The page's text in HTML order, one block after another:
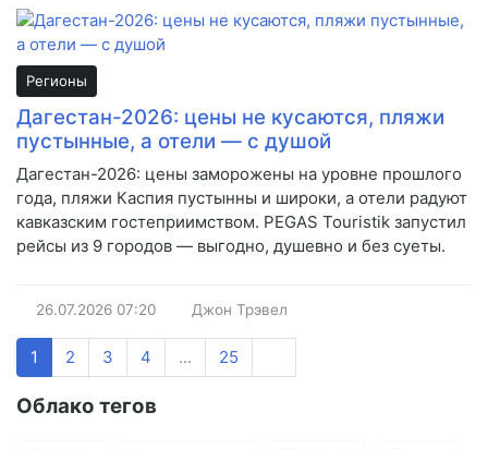
Регионы
Дагестан-2026: цены не кусаются, пляжи
пустынные, а отели — с душой
Дагестан-2026: цены заморожены на уровне прошлого
года, пляжи Каспия пустынны и широки, а отели радуют
кавказским гостеприимством. PEGAS Touristik запустил
рейсы из 9 городов — выгодно, душевно и без суеты.
26.07.2026 07:20 Джон Трэвел
1 2 3 4 ... 25
Облако тегов